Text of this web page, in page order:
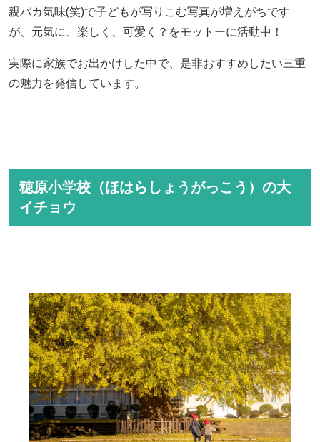
親バカ気味(笑)で子どもが写りこむ写真が増えがちです
が、元気に、楽しく、可愛く？をモットーに活動中！
実際に家族でお出かけした中で、是非おすすめしたい三重
の魅力を発信しています。
穂原小学校（ほはらしょうがっこう）の大
イチョウ